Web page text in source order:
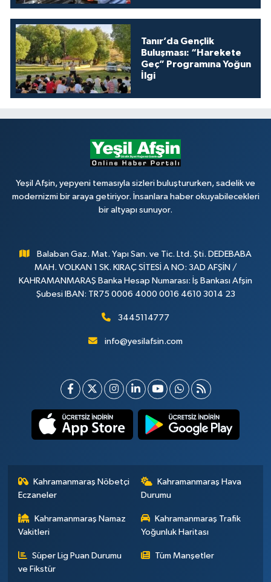
Tanır’da Gençlik
Buluşması: “Harekete
Geç” Programına Yoğun
İlgi
Yeşil Afşin, yepyeni temasıyla sizleri buluştururken, sadelik ve
modernizmi bir araya getiriyor. İnsanlara haber okuyabilecekleri
bir altyapı sunuyor.
Balaban Gaz. Mat. Yapı San. ve Tic. Ltd. Şti. DEDEBABA
MAH. VOLKAN 1 SK. KIRAÇ SİTESİ A NO: 3AD AFŞİN /
KAHRAMANMARAŞ Banka Hesap Numarası: İş Bankası Afşin
Şubesi IBAN: TR75 0006 4000 0016 4610 3014 23
3445114777
info@yesilafsin.com
Kahramanmaraş Nöbetçi
Eczaneler
Kahramanmaraş Hava
Durumu
Kahramanmaraş Namaz
Vakitleri
Kahramanmaraş Trafik
Yoğunluk Haritası
Süper Lig Puan Durumu
ve Fikstür
Tüm Manşetler